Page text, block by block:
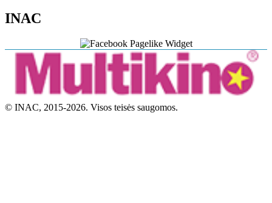
INAC
© INAC, 2015-2026. Visos teisės saugomos.